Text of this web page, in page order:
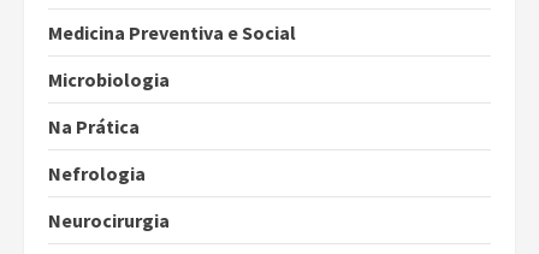
Medicina Preventiva e Social
Microbiologia
Na Prática
Nefrologia
Neurocirurgia